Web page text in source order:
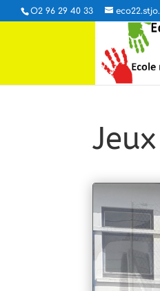
O2 96 29 40 33